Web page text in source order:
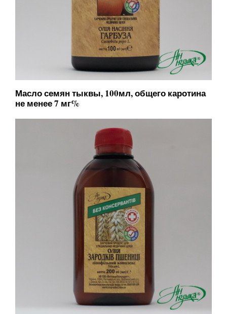
Масло семян тыквы, 100мл, общего каротина
не менее 7 мг%